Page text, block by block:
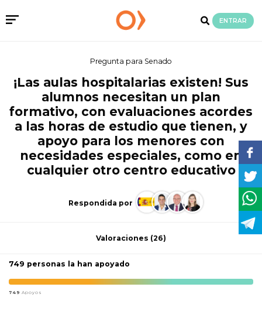
ENTRAR
Pregunta para Senado
¡Las aulas hospitalarias existen! Sus
alumnos necesitan un plan
formativo, con evaluaciones acordes
a las horas de estudio que tienen, y
apoyo para los menores con
necesidades especiales, como en
cualquier otro centro educativo
Respondida por
Valoraciones (26)
749 personas la han apoyado
749 Apoyos